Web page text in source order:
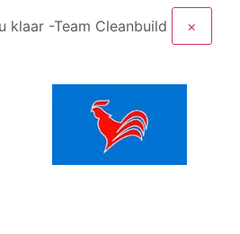
klaar -Team Cleanbuild ×